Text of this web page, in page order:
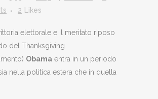
2 Likes
elettorale e il meritato riposo
del Thanksgiving
Obama entra in un periodo
nella politica estera che in quella